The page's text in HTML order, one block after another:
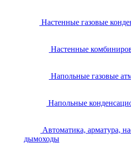
Настенные газовые
Настенные
Напольные газовые
Напольные
Автоматика, арматура,
дымоходы